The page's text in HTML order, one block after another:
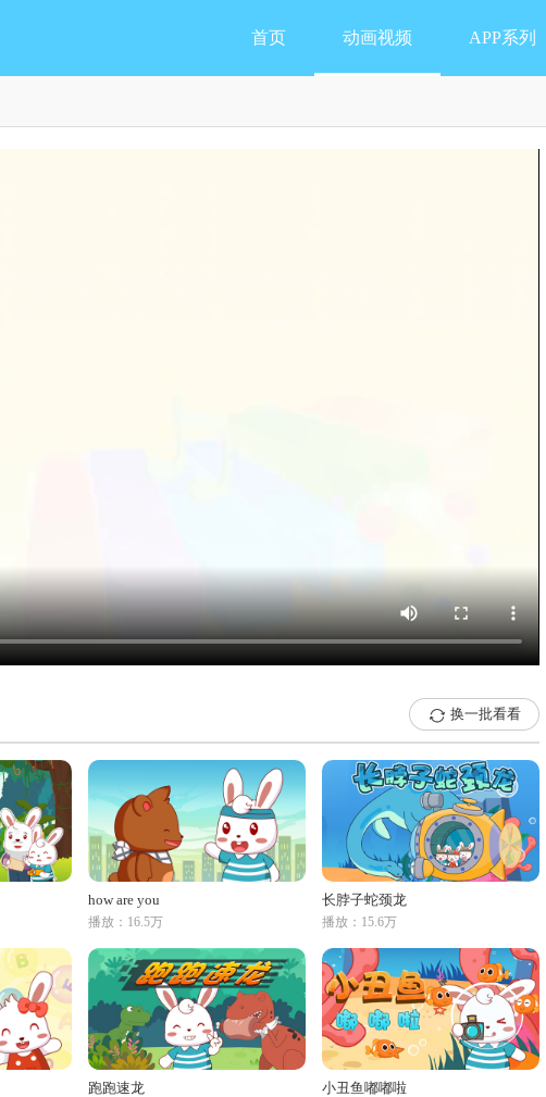
首页 动画视频 APP系列
 换一批看看
how are you
播放：16.5万
长脖子蛇颈龙
播放：15.6万
跑跑速龙 小丑鱼嘟嘟啦